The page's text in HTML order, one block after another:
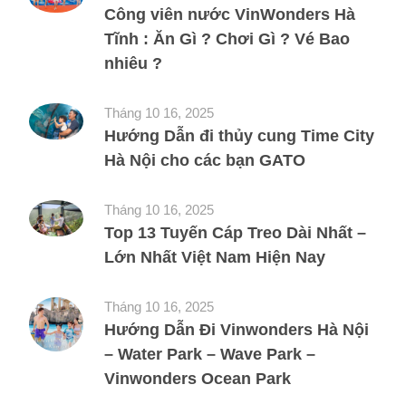
Công viên nước VinWonders Hà
Tĩnh : Ăn Gì ? Chơi Gì ? Vé Bao
nhiêu ?
Tháng 10 16, 2025
Hướng Dẫn đi thủy cung Time City
Hà Nội cho các bạn GATO
Tháng 10 16, 2025
Top 13 Tuyến Cáp Treo Dài Nhất –
Lớn Nhất Việt Nam Hiện Nay
Tháng 10 16, 2025
Hướng Dẫn Đi Vinwonders Hà Nội
– Water Park – Wave Park –
Vinwonders Ocean Park